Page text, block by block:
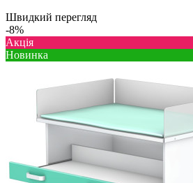
Швидкий перегляд
-8%
Акція
Новинка